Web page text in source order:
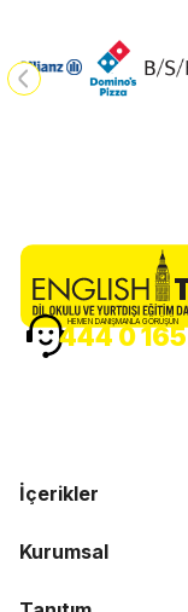
İçerikler
Kurumsal
HEMEN DANIŞMANLA GÖRÜŞÜN
444 0 165